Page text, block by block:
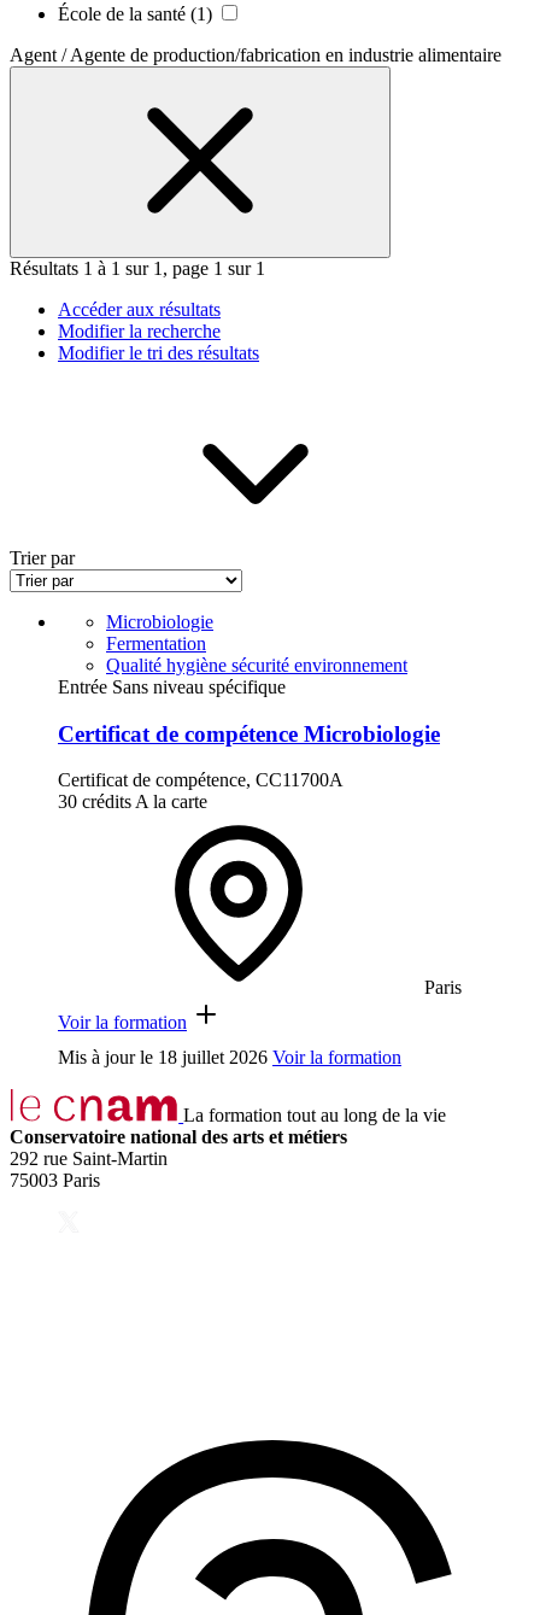
École de la santé (1)
Agent / Agente de production/fabrication en industrie alimentaire
Résultats 1 à 1 sur 1, page 1 sur 1
Accéder aux résultats
Modifier la recherche
Modifier le tri des résultats
Trier par
Microbiologie
Fermentation
Qualité hygiène sécurité environnement
Entrée Sans niveau spécifique
Certificat de compétence Microbiologie
Certificat de compétence, CC11700A
30 crédits A la carte
Paris
Voir la formation
Mis à jour le 18 juillet 2026 Voir la formation
La formation tout au long de la vie
Conservatoire national des arts et métiers
292 rue Saint-Martin
75003 Paris